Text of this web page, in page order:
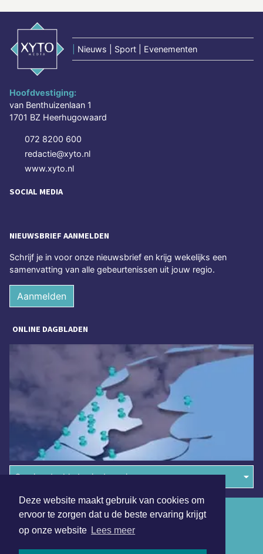
Deze website maakt gebruik van cookies om
ervoor te zorgen dat u de beste ervaring krijgt
op onze website Lees meer
Nieuws | Sport | Evenementen
Hoofdvestiging:
van Benthuizenlaan 1
1701 BZ Heerhugowaard
072 8200 600
redactie@xyto.nl
www.xyto.nl
SOCIAL MEDIA
NIEUWSBRIEF AANMELDEN
Schrijf je in voor onze nieuwsbrief en krijg wekelijks een
samenvatting van alle gebeurtenissen uit jouw regio.
Aanmelden
ONLINE DAGBLADEN
Overige dagbladen in de regio
Algemene voorwaarden
Disclaimer